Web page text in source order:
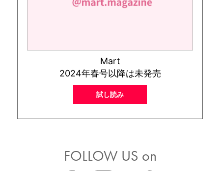
Mart
2024年春号以降は未発売
試し読み
FOLLOW US on